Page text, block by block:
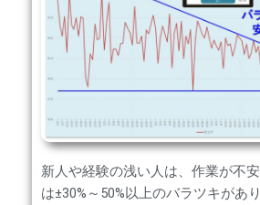
新人や経験の浅い人は、作業が不
は±30%～50%以上のバラツキがあ